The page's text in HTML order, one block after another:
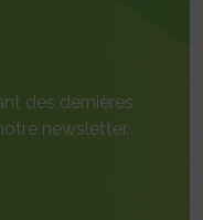
des dernières
newsletter.